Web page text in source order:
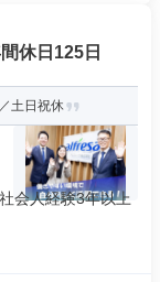
休日125日
土日祝休
会人経験3年以上